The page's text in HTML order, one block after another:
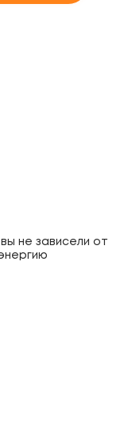
не зависели от